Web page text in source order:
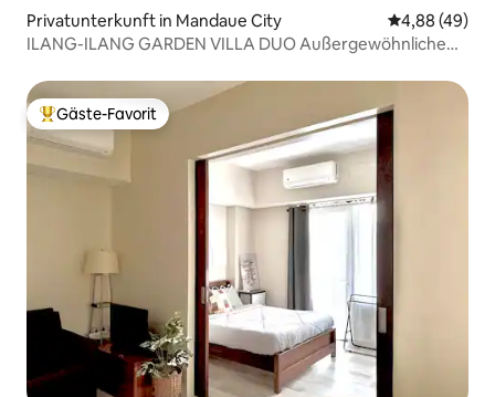
Privatunterkunft in Mandaue City
4,88 (49)
ILANG-ILANG GARDEN VILLA DUO Außergewöhnliche
Beliebter Gäste-Favorit.
Gäste-Favorit